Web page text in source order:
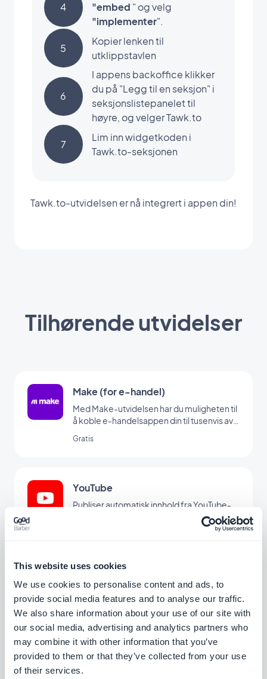
This website uses cookies
We use cookies to personalise content and ads, to
provide social media features and to analyse our traffic.
We also share information about your use of our site with
our social media, advertising and analytics partners who
may combine it with other information that you’ve
provided to them or that they’ve collected from your use
of their services.
4
"embed " og velg
"implementer".
5
Kopier lenken til
utklippstavlen
6
I appens backoffice klikker
du på "Legg til en seksjon" i
seksjonslistepanelet til
høyre, og velger Tawk.to
7
Lim inn widgetkoden i
Tawk.to-seksjonen
Tawk.to-utvidelsen er nå integrert i appen din!
Tilhørende utvidelser
Make (for e-handel)
Med Make-utvidelsen har du muligheten til
å koble e-handelsappen din til tusenvis av
perfekte tillegget for å sette opp
Gratis
YouTube
Publiser automatisk innhold fra YouTube-
kanalen din til appen din med YouTube
Google Tag Manager
Koble appen din til Google Tag Manager for
å få ytterligere bruksstatistikk
Gratis